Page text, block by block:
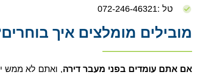
טל :072-246-46321
מובילים מומלצים איך
אם אתם עומדים בפני מעבר דירה, ואתם לא ממש